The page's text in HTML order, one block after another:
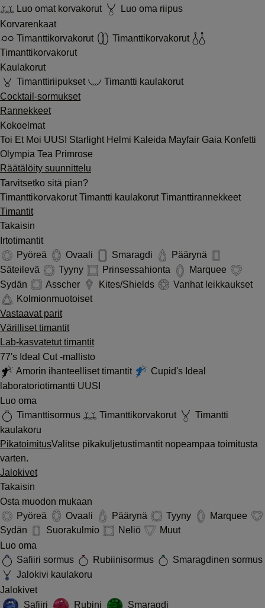
Luo omat korvakorut
Luo oma riipus
Korvarenkaat
Timanttikorvakorut
Timanttikorvakorut
Timanttikorvakorut
Kaulakorut
Timanttiriipukset
Timantti kaulakorut
Cocktail-sormukset
Rannekkeet
Kokoelmat
Toi Et Moi UUSI Starlight Helmi Kaleida Mayfair Gaia Konfetti
Olympia Tea Primrose
Räätälöity suunnittelu
Tarvitsetko sitä pian?
TimanttikorvakorutTimantti kaulakorutTimanttirannekkeet
Timantit
Takaisin
Irtotimantit
Pyöreä
Ovaali Smaragdi
Päärynä
Säteilevä
Tyyny Prinsessahionta
Marquee
Sydän
Asscher Kites/Shields
Vanhat leikkaukset
Kolmionmuotoiset
Vastaavat parit
Värilliset timantit
Lab-kasvatetut timantit
77's Ideal Cut -mallisto
Amorin ihanteelliset timantit
Cupid's Ideal
laboratoriotimantti UUSI
Luo oma
Timanttisormus
Timanttikorvakorut
Timantti
kaulakoru
PikatoimitusValitse pikakuljetustimantit nopeampaa toimitusta
varten.
Jalokivet
Takaisin
Osta muodon mukaan
Pyöreä
Ovaali Päärynä Tyyny
Marquee
Sydän
Suorakulmio Neliö
Muut
Luo oma
Safiiri sormus
Rubiinisormus
Smaragdinen sormus
Jalokivi kaulakoru
Jalokivet
Safiiri
Rubini Smaragdi